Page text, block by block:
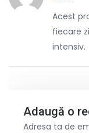
Acest
fiecare
intensiv.
Adaugă o
Adresa ta de